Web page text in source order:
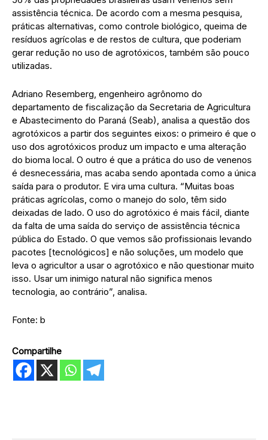
assistência técnica. De acordo com a mesma pesquisa,
práticas alternativas, como controle biológico, queima de
resíduos agrícolas e de restos de cultura, que poderiam
gerar redução no uso de agrotóxicos, também são pouco
utilizadas.
Adriano Resemberg, engenheiro agrônomo do
departamento de fiscalização da Secretaria de Agricultura
e Abastecimento do Paraná (Seab), analisa a questão dos
agrotóxicos a partir dos seguintes eixos: o primeiro é que o
uso dos agrotóxicos produz um impacto e uma alteração
do bioma local. O outro é que a prática do uso de venenos
é desnecessária, mas acaba sendo apontada como a única
saída para o produtor. E vira uma cultura. “Muitas boas
práticas agrícolas, como o manejo do solo, têm sido
deixadas de lado. O uso do agrotóxico é mais fácil, diante
da falta de uma saída do serviço de assistência técnica
pública do Estado. O que vemos são profissionais levando
pacotes [tecnológicos] e não soluções, um modelo que
leva o agricultor a usar o agrotóxico e não questionar muito
isso. Usar um inimigo natural não significa menos
tecnologia, ao contrário”, analisa.
Fonte: b
Compartilhe